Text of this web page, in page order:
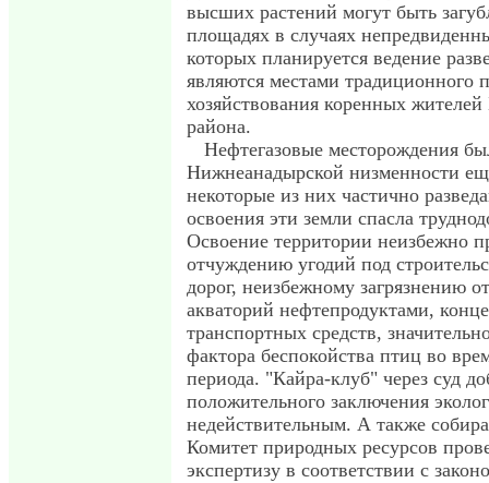
высших растений могут быть
площадях в случаях
которых планируется ведение
являются местами традиционного
хозяйствования коренных жителей
района.
Нефтегазовые месторождения
Нижнеанадырской низменности
некоторые из них частично
освоения эти земли спасла
Освоение территории неизбежно
отчуждению угодий под
дорог, неизбежному загрязнению
акваторий нефтепродуктами,
транспортных средств,
фактора беспокойства птиц во
периода. "Кайра-клуб" через суд
положительного заключения
недействительным. А также
Комитет природных ресурсов
экспертизу в соответствии с